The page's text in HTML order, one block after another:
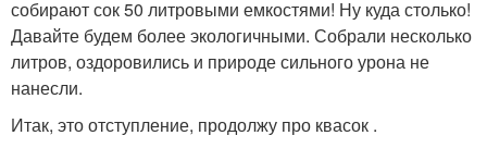
собирают сок 50 литровыми емкостями! Ну куда столько!
Давайте будем более экологичными. Собрали несколько
литров, оздоровились и природе сильного урона не
нанесли.
Итак, это отступление, продолжу про квасок .